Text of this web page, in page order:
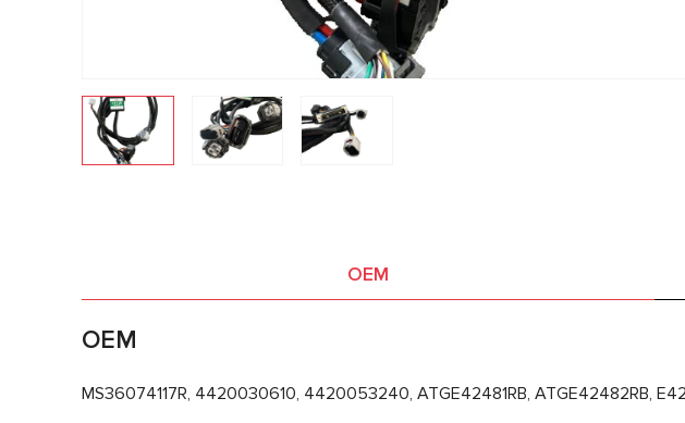
OEM
OEM
MS36074117R, 4420030610, 4420053240, ATGE42481RB, ATGE42482RB,